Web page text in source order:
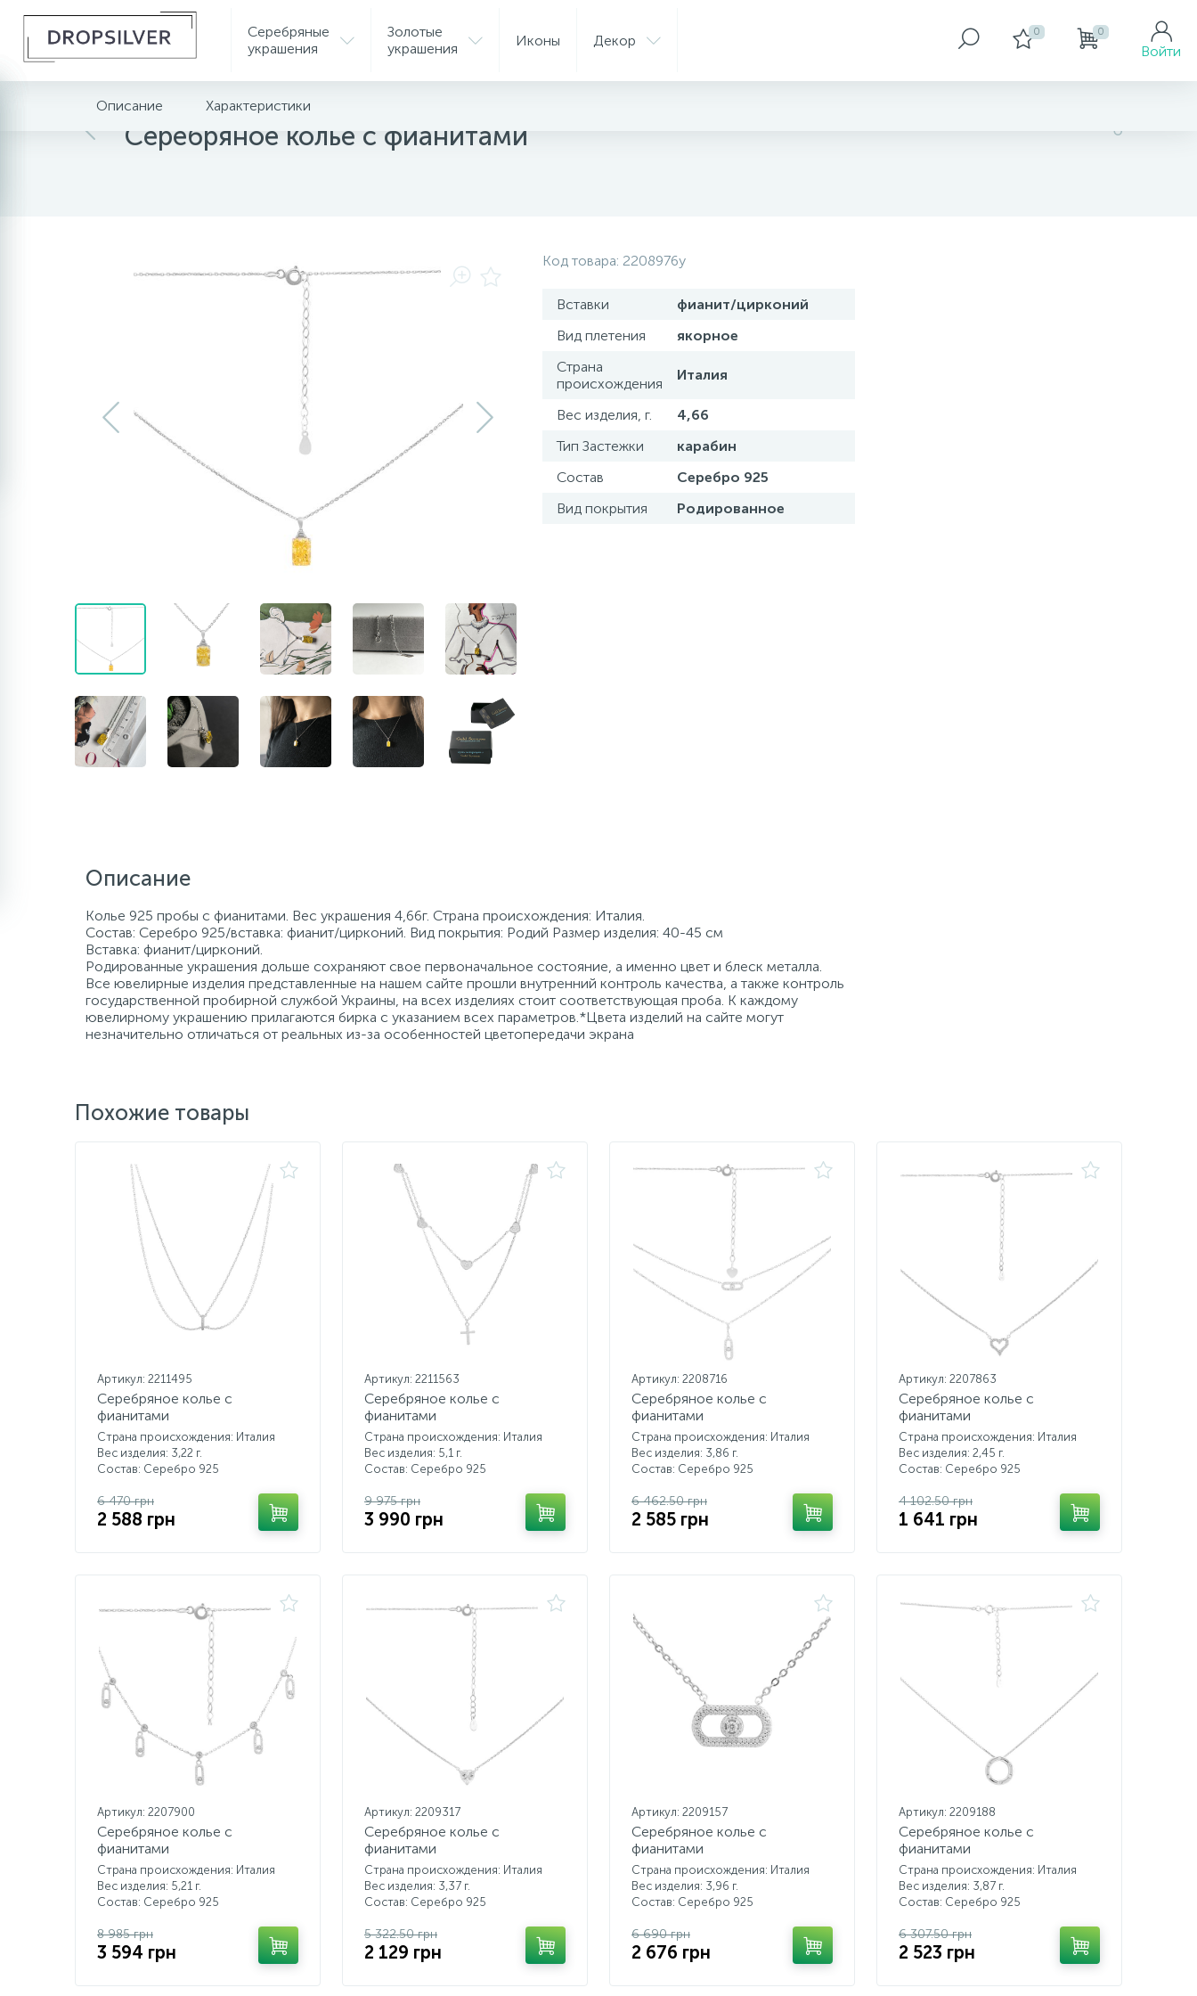
Серебряные
украшения
Золотые
украшения
Иконы Декор 0 0
Войти
Главная Серебряные украшения
Серебряное колье с фианитами
Описание Характеристики
Код товара: 2208976y
Вставки
фианит/цирконий
Вид плетения
якорное
Страна
происхождения
Италия
Вес изделия, г.
4,66
Тип Застежки
карабин
Состав
Серебро 925
Вид покрытия
Родированное
Описание
Колье 925 пробы с фианитами. Вес украшения 4,66г. Страна происхождения: Италия.
Состав: Серебро 925/вставка: фианит/цирконий. Вид покрытия: Родий Размер изделия: 40-45 см
Вставка: фианит/цирконий.
Родированные украшения дольше сохраняют свое первоначальное состояние, а именно цвет и блеск металла.
Все ювелирные изделия представленные на нашем сайте прошли внутренний контроль качества, а также контроль
государственной пробирной службой Украины, на всех изделиях стоит соответствующая проба. К каждому
ювелирному украшению прилагаются бирка с указанием всех параметров.*Цвета изделий на сайте могут
незначительно отличаться от реальных из-за особенностей цветопередачи экрана
Похожие товары
Артикул: 2211495
Серебряное колье с
фианитами
Страна происхождения: Италия
Вес изделия: 3,22 г.
Состав: Серебро 925
6 470 грн
2 588 грн
Артикул: 2211563
Серебряное колье с
фианитами
Страна происхождения: Италия
Вес изделия: 5,1 г.
Состав: Серебро 925
9 975 грн
3 990 грн
Артикул: 2208716
Серебряное колье с
фианитами
Страна происхождения: Италия
Вес изделия: 3,86 г.
Состав: Серебро 925
6 462.50 грн
2 585 грн
Артикул: 2207863
Серебряное колье с
фианитами
Страна происхождения: Италия
Вес изделия: 2,45 г.
Состав: Серебро 925
4 102.50 грн
1 641 грн
Артикул: 2207900
Серебряное колье с
фианитами
Страна происхождения: Италия
Вес изделия: 5,21 г.
Состав: Серебро 925
8 985 грн
3 594 грн
Артикул: 2209317
Серебряное колье с
фианитами
Страна происхождения: Италия
Вес изделия: 3,37 г.
Состав: Серебро 925
5 322.50 грн
2 129 грн
Артикул: 2209157
Серебряное колье с
фианитами
Страна происхождения: Италия
Вес изделия: 3,96 г.
Состав: Серебро 925
6 690 грн
2 676 грн
Артикул: 2209188
Серебряное колье с
фианитами
Страна происхождения: Италия
Вес изделия: 3,87 г.
Состав: Серебро 925
6 307.50 грн
2 523 грн